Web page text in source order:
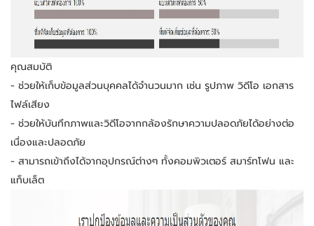
คุณสมบัติ
- ช่วยให้เก็บข้อมูลส่วนบุคคลได้จำนวนมาก เช่น รูปภาพ วิดีโอ เอกสาร
ไฟล์เสียง
- ช่วยให้บันทึกภาพและวิดีโอจากกล้องรักษาความปลอดภัยได้อย่างต่อ
เนื่องและปลอดภัย
- สามารถเข้าถึงได้จากอุปกรณ์ต่างๆ ทั้งคอมพิวเตอร์ สมาร์ทโฟน และ
แท็บเล็ต